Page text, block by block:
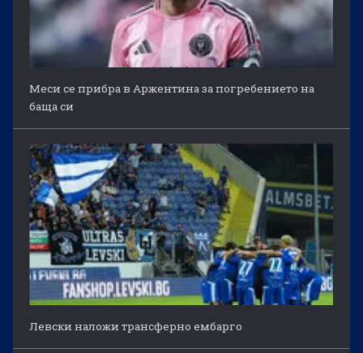
Меси се прибра в Аржентина за погребението на
баща си
Левски наложи трансферно ембарго